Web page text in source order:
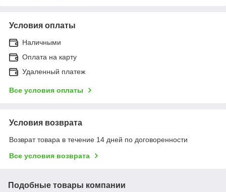
Условия оплаты
Наличными
Оплата на карту
Удаленный платеж
Все условия оплаты
Условия возврата
Возврат товара в течение 14 дней по договоренности
Все условия возврата
Подобные товары компании